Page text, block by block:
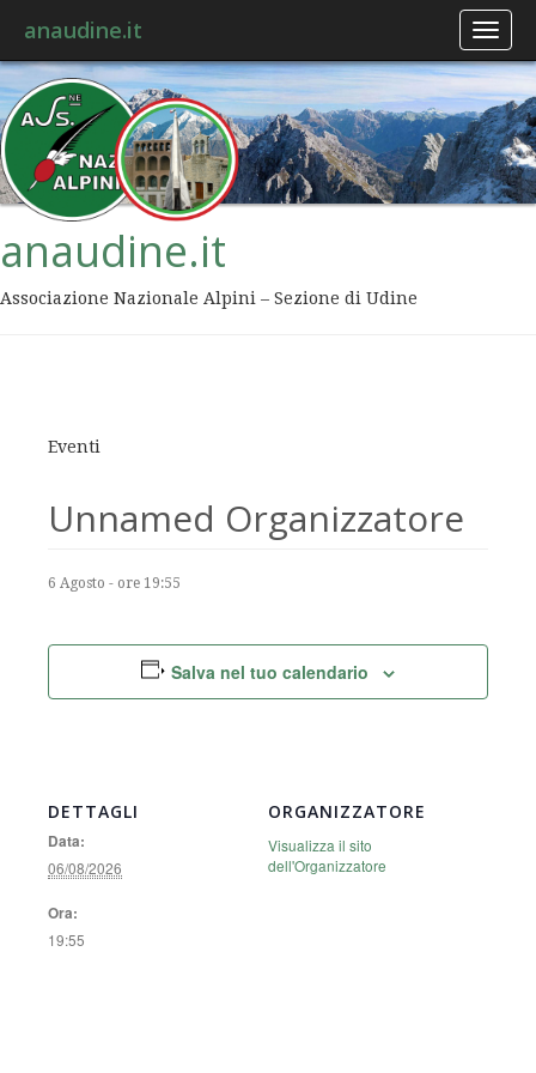
anaudine.it
anaudine.it
Associazione Nazionale Alpini – Sezione di Udine
Eventi
Unnamed Organizzatore
6 Agosto - ore 19:55
Salva nel tuo calendario
DETTAGLI
Data:
06/08/2026
Ora:
19:55
ORGANIZZATORE
Visualizza il sito
dell'Organizzatore